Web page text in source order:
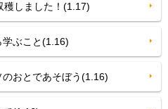
しました！(1.17)
ぶこと(1.16)
おとであそぼう(1.16)